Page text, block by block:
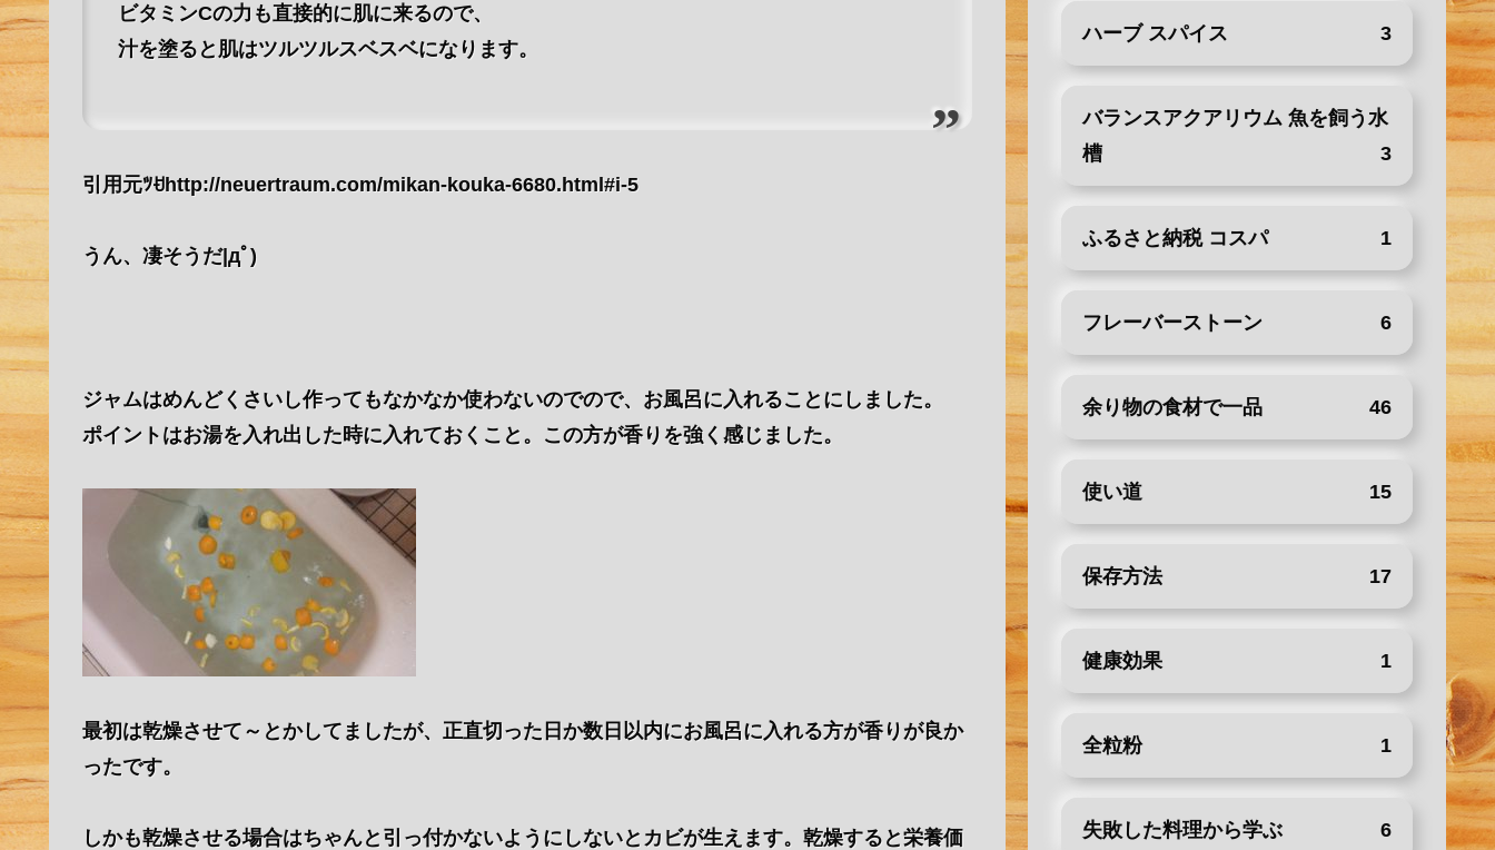
ビタミンCの力も直接的に肌に来るので、
汁を塗ると肌はツルツルスベスベになります。
引用元ﾂꀀhttp://neuertraum.com/mikan-kouka-6680.html#i-5
うん、凄そうだ|дﾟ)
ジャムはめんどくさいし作ってもなかなか使わないのでので、お風呂に入れることにしました。
ポイントはお湯を入れ出した時に入れておくこと。この方が香りを強く感じました。
最初は乾燥させて～とかしてましたが、正直切った日か数日以内にお風呂に入れる方が香りが良か
ったです。
しかも乾燥させる場合はちゃんと引っ付かないようにしないとカビが生えます。乾燥すると栄養価
ハーブ スパイス 3
バランスアクアリウム 魚を飼う水
槽
3
ふるさと納税 コスパ 1
フレーバーストーン 6
余り物の食材で一品 46
使い道 15
保存方法 17
健康効果 1
全粒粉 1
失敗した料理から学ぶ 6